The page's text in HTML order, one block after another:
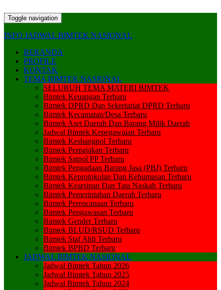
Toggle navigation
INFO JADWAL BIMTEK NASIONAL
BERANDA
PROFILE
KONTAK
TEMA BIMTEK NASIONAL
SELURUH TEMA MATERI BIMTEK
Bimtek Keuangan Terbaru
Bimtek DPRD Dan Sekretariat DPRD Terbaru
Bimtek Kecamatan/Desa Terbaru
Bimtek Aset Daerah Dan Barang Milik Daerah
Jadwal Bimtek Kepegawaian Terbaru
Bimtek Kesbangpol Terbaru
Bimtek Perpajakan Terbaru
Bimtek Satpol PP Terbaru
Bimtek Pengadaan Barang Jasa (PBJ) Terbaru
Bimtek Keprotokolan Dan Kehumasan Terbaru
Bimtek Kearsipan Dan Tata Naskah Terbaru
Bimtek Pemerintahan Daerah Terbaru
Bimtek Perencanaan Terbaru
Bimtek Pengawasan Terbaru
Bimtek Gender Terbaru
Bimtek BLUD/RSUD Terbaru
Bimtek Staf Ahli Terbaru
Bimtek BPBD Terbaru
JADWAL BIMTEK NASIONAL
Jadwal Bimtek Tahun 2026
Jadwal Bimtek Tahun 2025
Jadwal Bimtek Tahun 2024